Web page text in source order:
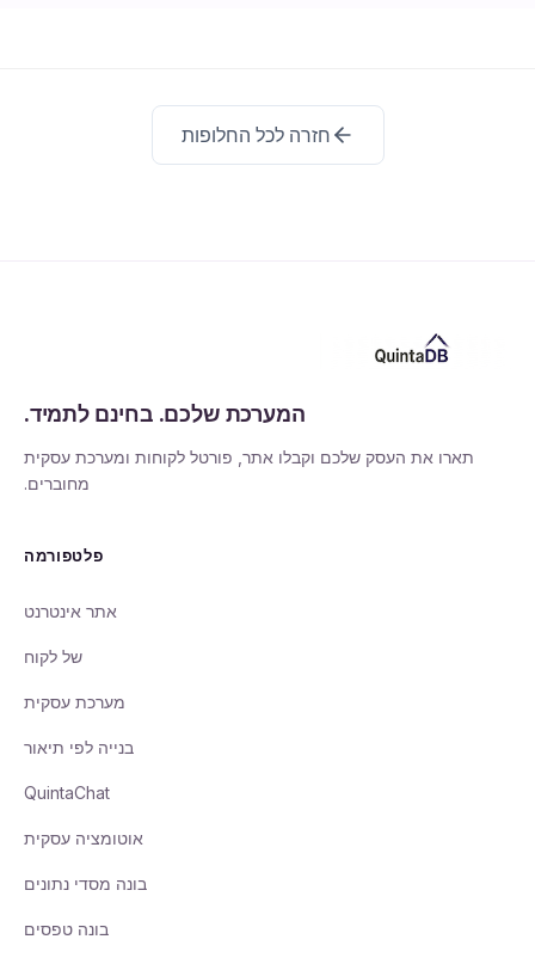
חזרה לכל החלופות
המערכת שלכם. בחינם לתמיד.
תארו את העסק שלכם וקבלו אתר, פורטל לקוחות ומערכת עסקית
מחוברים.
פלטפורמה
אתר אינטרנט
של לקוח
מערכת עסקית
בנייה לפי תיאור
QuintaChat
אוטומציה עסקית
בונה מסדי נתונים
בונה טפסים